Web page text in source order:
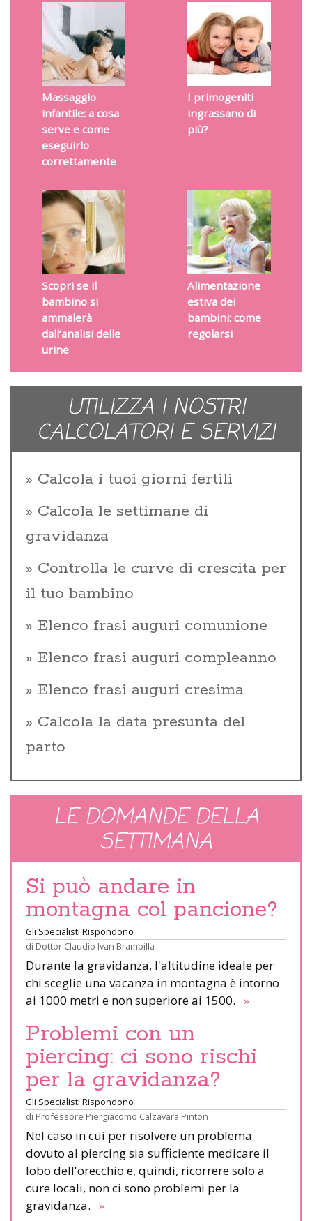
Massaggio
infantile: a cosa
serve e come
eseguirlo
correttamente
I primogeniti
ingrassano di
più?
Scopri se il
bambino si
ammalerà
dall’analisi delle
urine
Alimentazione
estiva dei
bambini: come
regolarsi
UTILIZZA I NOSTRI
CALCOLATORI E SERVIZI
Calcola i tuoi giorni fertili
Calcola le settimane di
gravidanza
Controlla le curve di crescita per
il tuo bambino
Elenco frasi auguri comunione
Elenco frasi auguri compleanno
Elenco frasi auguri cresima
Calcola la data presunta del
parto
LE DOMANDE DELLA
SETTIMANA
Si può andare in
montagna col pancione?
Gli Specialisti Rispondono
di Dottor Claudio Ivan Brambilla
Durante la gravidanza, l'altitudine ideale per
chi sceglie una vacanza in montagna è intorno
ai 1000 metri e non superiore ai 1500. »
Problemi con un
piercing: ci sono rischi
per la gravidanza?
Gli Specialisti Rispondono
di Professore Piergiacomo Calzavara Pinton
Nel caso in cui per risolvere un problema
dovuto al piercing sia sufficiente medicare il
lobo dell'orecchio e, quindi, ricorrere solo a
cure locali, non ci sono problemi per la
gravidanza. »